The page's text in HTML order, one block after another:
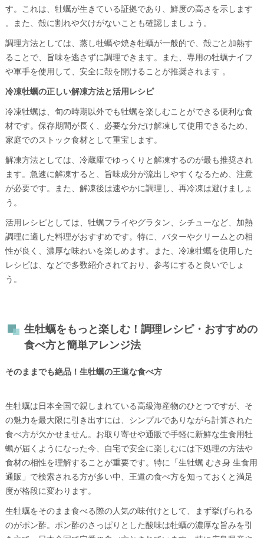
す。これは、牡蠣が生きている証拠であり、鮮度の高さを示します
。また、殻に割れや欠けがないことも確認しましょう。
調理方法としては、蒸し牡蠣や焼き牡蠣が一般的で、殻ごと加熱す
ることで、旨味を逃さずに調理できます。また、専用の牡蠣ナイフ
や軍手を使用して、安全に殻を開けることが推奨されます 。
冷凍牡蠣の正しい解凍方法と活用レシピ
冷凍牡蠣は、旬の時期以外でも牡蠣を楽しむことができる便利な食
材です。保存期間が長く、必要な分だけ解凍して使用できるため、
家庭でのストック食材として重宝します。
解凍方法としては、冷蔵庫でゆっくりと解凍するのが最も推奨され
ます。急速に解凍すると、旨味成分が流出しやすくなるため、注意
が必要です。また、解凍後は速やかに調理し、再冷凍は避けましょ
う。
活用レシピとしては、牡蠣フライやグラタン、シチューなど、加熱
調理に適した料理がおすすめです。特に、バターやクリームとの相
性が良く、濃厚な味わいを楽しめます。また、冷凍牡蠣を使用した
レシピは、などで多数紹介されており、参考にすると良いでしょ
う。
生牡蠣をもっと楽しむ！調理レシピ・おすすめの
食べ方と簡単アレンジ法
そのままでも絶品！生牡蠣の王道な食べ方
生牡蠣は日本全国で親しまれている高級海産物のひとつですが、そ
の魅力を最大限に引き出すには、シンプルでありながら計算された
食べ方が欠かせません。お取り寄せや通販で手軽に新鮮な生食用牡
蠣が届くようになった今、自宅で安全に楽しむには下処理の方法や
食材の相性を理解することが重要です。特に「生牡蠣 むき身 生食用
通販」で検索される方が多い中、王道の食べ方を知っておくと満足
度が格段に変わります。
生牡蠣をそのまま食べる際の人気の味付けとして、まず挙げられる
のがポン酢。ポン酢のさっぱりとした酸味は牡蠣の濃厚な旨みを引